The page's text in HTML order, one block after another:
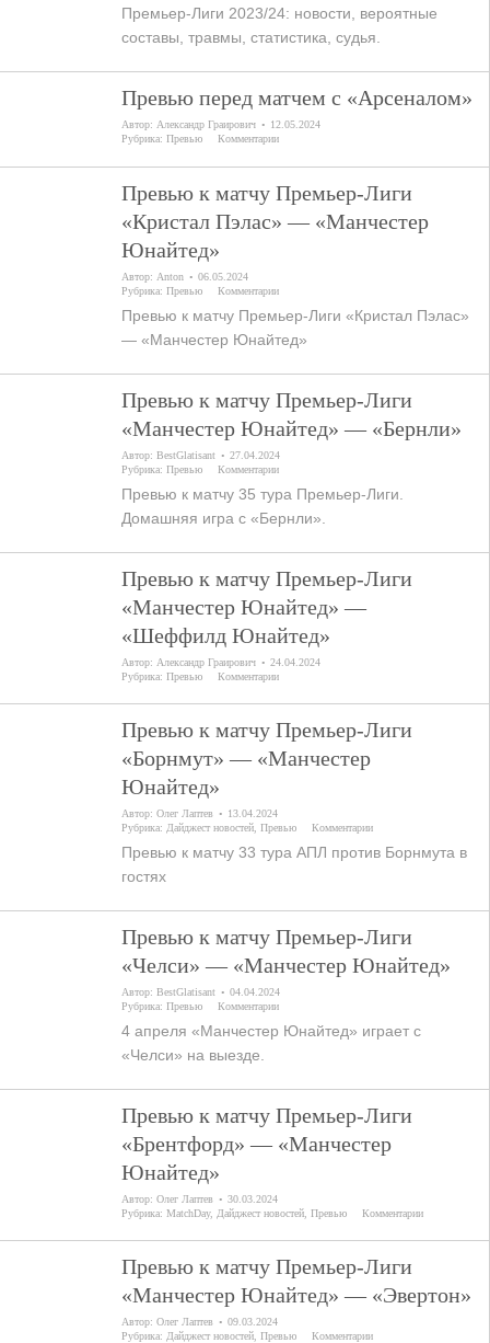
Премьер-Лиги 2023/24: новости, вероятные
составы, травмы, статистика, судья.
Превью перед матчем с «Арсеналом»
Автор:Александр Граирович
12.05.2024
Рубрика:Превью Комментарии
Превью к матчу Премьер-Лиги
«Кристал Пэлас» — «Манчестер
Юнайтед»
Автор: Anton
06.05.2024
Рубрика:Превью Комментарии
Превью к матчу Премьер-Лиги «Кристал Пэлас»
— «Манчестер Юнайтед»
Превью к матчу Премьер-Лиги
«Манчестер Юнайтед» — «Бернли»
Автор:BestGlatisant
27.04.2024
Рубрика:Превью Комментарии
Превью к матчу 35 тура Премьер-Лиги.
Домашняя игра с «Бернли».
Превью к матчу Премьер-Лиги
«Манчестер Юнайтед» —
«Шеффилд Юнайтед»
Автор: Александр Граирович
24.04.2024
Рубрика:Превью Комментарии
Превью к матчу Премьер-Лиги
«Борнмут» — «Манчестер
Юнайтед»
Автор:Олег Лаптев
13.04.2024
Рубрика: Дайджест новостей ,Превью Комментарии
Превью к матчу 33 тура АПЛ против Борнмута в
гостях
Превью к матчу Премьер-Лиги
«Челси» — «Манчестер Юнайтед»
Автор:BestGlatisant
04.04.2024
Рубрика:Превью Комментарии
4 апреля «Манчестер Юнайтед» играет с
«Челси» на выезде.
Превью к матчу Премьер-Лиги
«Брентфорд» — «Манчестер
Юнайтед»
Автор:Олег Лаптев
30.03.2024
Рубрика:MatchDay, Дайджест новостей ,Превью Комментарии
Превью к матчу Премьер-Лиги
«Манчестер Юнайтед» — «Эвертон»
Автор:Олег Лаптев
09.03.2024
Рубрика:Дайджест новостей,Превью Комментарии